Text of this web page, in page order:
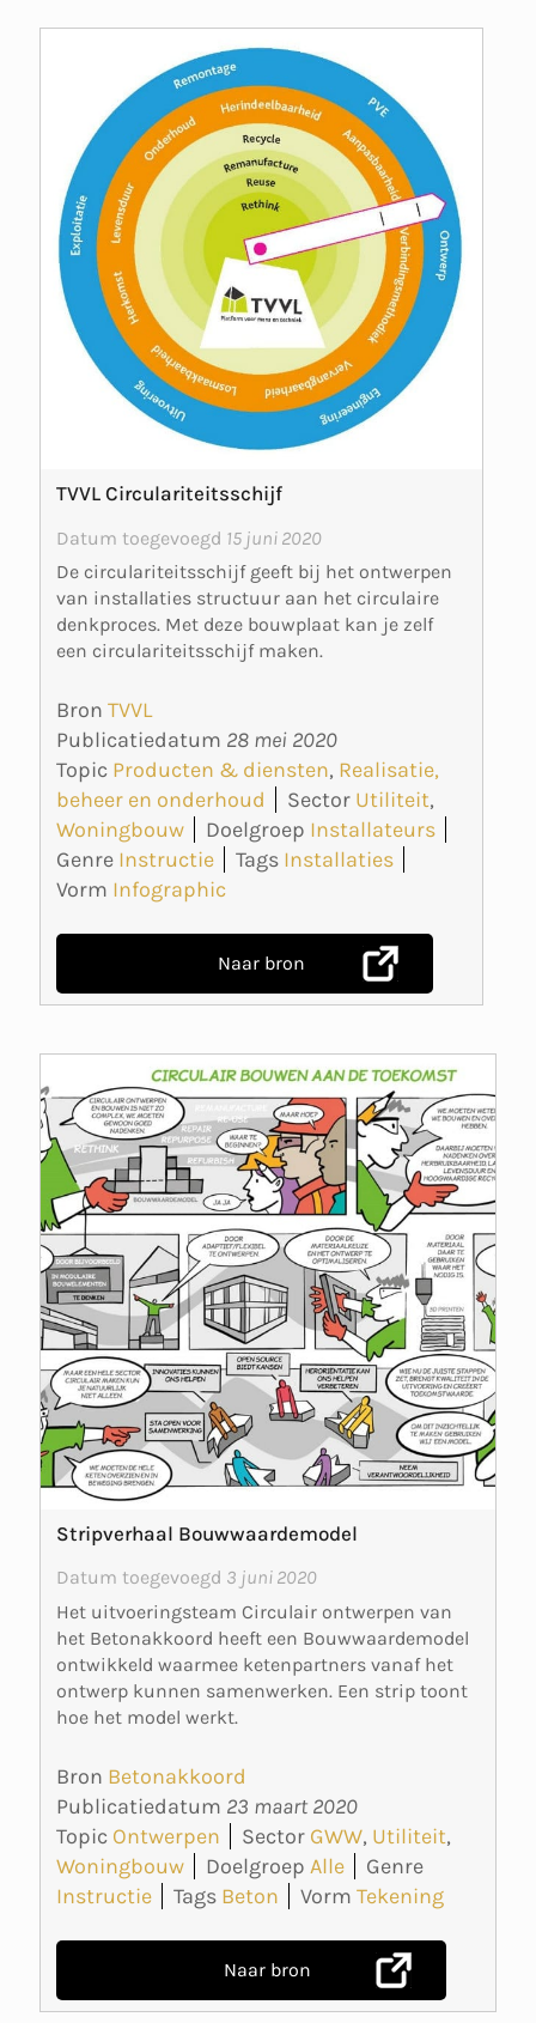
TVVL Circulariteitsschijf
Datum toegevoegd 15 juni 2020
De circulariteitsschijf geeft bij het ontwerpen
van installaties structuur aan het circulaire
denkproces. Met deze bouwplaat kan je zelf
een circulariteitsschijf maken.
Bron TVVL
Publicatiedatum 28 mei 2020
Topic Producten & diensten, Realisatie,
beheer en onderhoud
Sector Utiliteit,
Woningbouw
Doelgroep Installateurs
Genre Instructie Tags Installaties
Vorm Infographic
Naar bron
Stripverhaal Bouwwaardemodel
Datum toegevoegd 3 juni 2020
Het uitvoeringsteam Circulair ontwerpen van
het Betonakkoord heeft een Bouwwaardemodel
ontwikkeld waarmee ketenpartners vanaf het
ontwerp kunnen samenwerken. Een strip toont
hoe het model werkt.
Bron Betonakkoord
Publicatiedatum 23 maart 2020
Topic Ontwerpen Sector GWW, Utiliteit,
Woningbouw
Doelgroep Alle
Genre
Instructie
Tags Beton Vorm Tekening
Naar bron